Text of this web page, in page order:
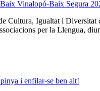
Baix Vinalopó-Baix Segura
Cultura, Igualtat i Diversitat
per la Llengua,
i enfilar-se ben alt!